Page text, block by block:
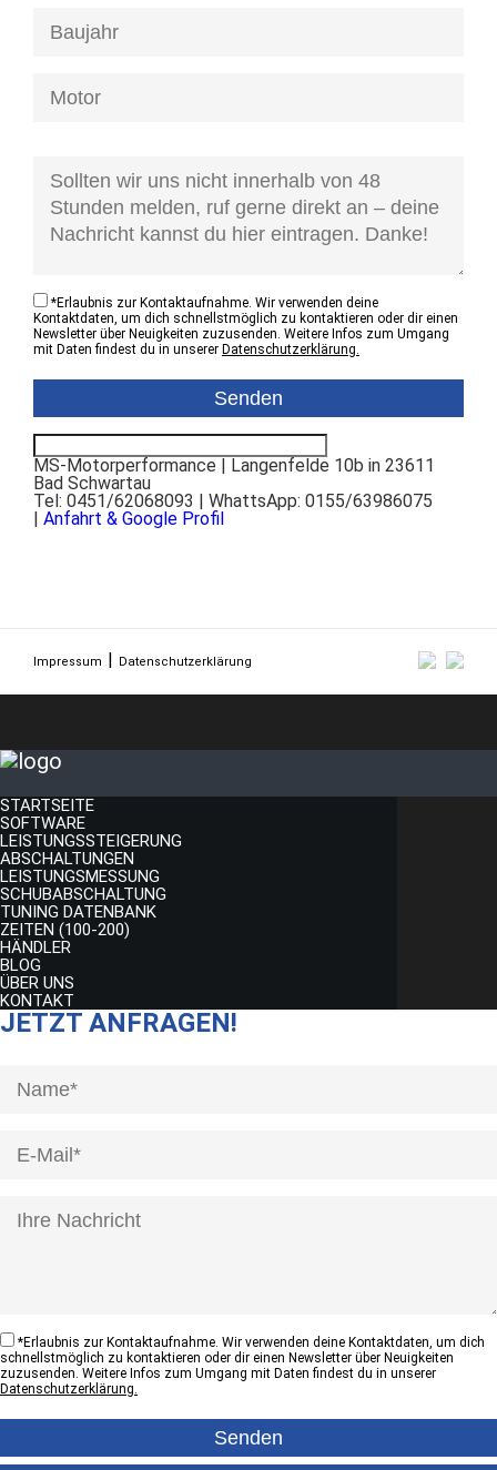
*Erlaubnis zur Kontaktaufnahme. Wir verwenden deine
Kontaktdaten, um dich schnellstmöglich zu kontaktieren oder dir einen
Newsletter über Neuigkeiten zuzusenden. Weitere Infos zum Umgang
mit Daten findest du in unserer Datenschutzerklärung.
MS-Motorperformance | Langenfelde 10b in 23611
Bad Schwartau
Tel: 0451/62068093 | WhattsApp: 0155/63986075
| Anfahrt & Google Profil
Impressum Datenschutzerklärung
STARTSEITE
SOFTWARE
LEISTUNGSSTEIGERUNG
ABSCHALTUNGEN
LEISTUNGSMESSUNG
SCHUBABSCHALTUNG
TUNING DATENBANK
ZEITEN (100-200)
HÄNDLER
BLOG
ÜBER UNS
KONTAKT
JETZT ANFRAGEN!
*Erlaubnis zur Kontaktaufnahme. Wir verwenden deine Kontaktdaten, um dich
schnellstmöglich zu kontaktieren oder dir einen Newsletter über Neuigkeiten
zuzusenden. Weitere Infos zum Umgang mit Daten findest du in unserer
Datenschutzerklärung.